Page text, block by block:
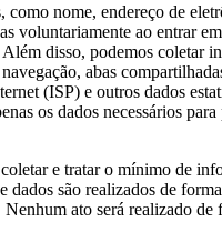
como nome, endereço de
voluntariamente ao entrar
disso, podemos coletar
abas
(ISP) e outros dados
os dados necessários
e tratar o mínimo de
dados são realizados de
ato será realizado de